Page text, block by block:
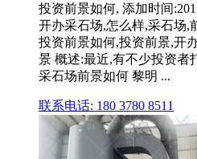
投资前景如何, 添加时间
开办采石场,怎么样,采石场,
投资前景如何,投资前景,开
景 概述:最近,有不少投资者
采石场前景如何 黎明 ...
联系电话: 180 3780 8511